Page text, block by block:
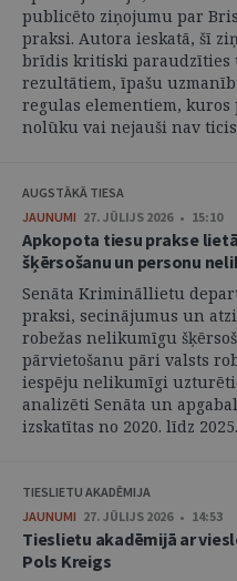
publicēto ziņojumu par
praksi. Autora ieskatā, šī
brīdis kritiski paraudzīties
rezultātiem, īpašu
regulas elementiem,
nolūku vai nejauši nav ticis
AUGSTĀKĀ TIESA
JAUNUMI 27. JŪLIJS 2026 • 15:10
Apkopota tiesu prakse
šķērsošanu un personu
Senāta Krimināllietu
praksi, secinājumus un
robežas nelikumīgu
pārvietošanu pāri valsts
iespēju nelikumīgi
analizēti Senāta un
izskatītas no 2020. līdz
TIESLIETU AKADĒMIJA
JAUNUMI 27. JŪLIJS 2026 • 14:53
Tieslietu akadēmijā ar
Pols Kreigs